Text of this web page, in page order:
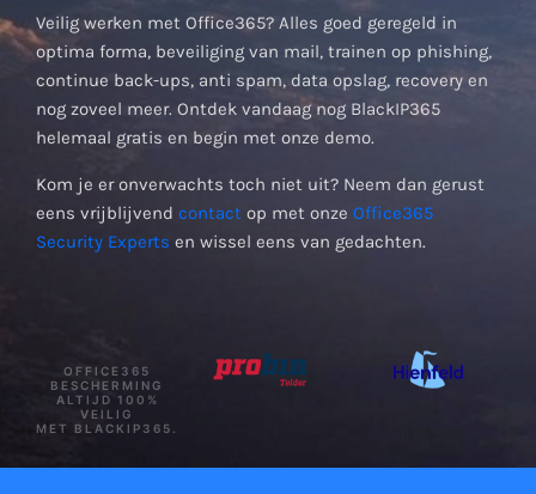
Veilig werken met Office365? Alles goed geregeld in
optima forma, beveiliging van mail, trainen op phishing,
continue back-ups, anti spam, data opslag, recovery en
nog zoveel meer. Ontdek vandaag nog BlackIP365
helemaal gratis en begin met onze demo.
Kom je er onverwachts toch niet uit? Neem dan gerust
eens vrijblijvend contact op met onze Office365
Security Experts en wissel eens van gedachten.
OFFICE365
BESCHERMING
ALTIJD 100%
VEILIG
MET BLACKIP365.